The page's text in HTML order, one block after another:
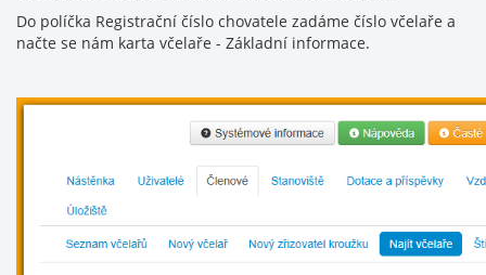
Do políčka Registrační číslo chovatele zadáme číslo včelaře a
načte se nám karta včelaře - Základní informace.